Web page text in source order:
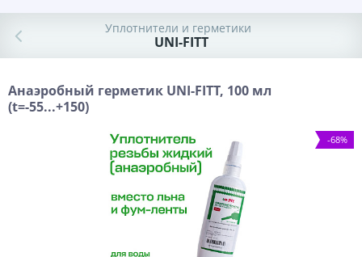
Уплотнители и герметики
UNI-FITT
Анаэробный герметик UNI-FITT, 100 мл
(t=-55...+150)
-68%